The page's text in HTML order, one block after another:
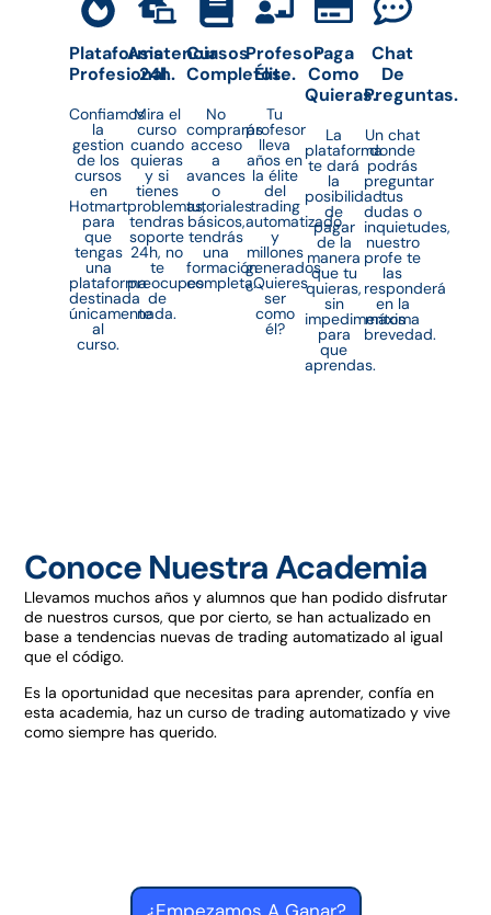
Plataforma
Profesional.
Confiamos
la
gestion
de los
cursos
en
Hotmart
para
que
tengas
una
plataforma
destinada
únicamente
al
curso.
Asistencia
24h.
Mira el
curso
cuando
quieras
y si
tienes
problemas,
tendras
soporte
24h, no
te
preocupes
de
nada.
Cursos
Completos.
No
comprarás
acceso
a
avances
o
tutoriales
básicos,
tendrás
una
formación
completa.
Profesor
Élite.
Tu
profesor
lleva
años en
la élite
del
trading
automatizado
y
millones
generados.
¿Quieres
ser
como
él?
Paga
Como
Quieras.
La
plataforma
te dará
la
posibilidad
de
pagar
de la
manera
que tu
quieras,
sin
impedimentos
para
que
aprendas.
Chat
De
Preguntas.
Un chat
donde
podrás
preguntar
tus
dudas o
inquietudes,
nuestro
profe te
las
responderá
en la
máxima
brevedad.
Conoce Nuestra Academia
Llevamos muchos años y alumnos que han podido disfrutar
de nuestros cursos, que por cierto, se han actualizado en
base a tendencias nuevas de trading automatizado al igual
que el código.
Es la oportunidad que necesitas para aprender, confía en
esta academia, haz un curso de trading automatizado y vive
como siempre has querido.